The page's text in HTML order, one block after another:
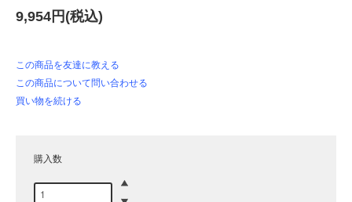
9,954円(税込)
この商品を友達に教える
この商品について問い合わせる
買い物を続ける
購入数